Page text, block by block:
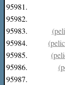
95981.
95982.
95983.
95984.
95985.
95986.
95987.